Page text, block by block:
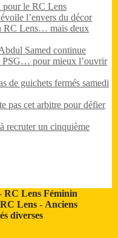
pour le RC Lens
l’envers du décor
RC Lens… mais deux
Samed continue
PSG… pour mieux l’ouvrir
de guichets fermés samedi
pas cet arbitre pour défier
recruter un cinquième
RC Lens Féminin
Lens- Anciens
diverses